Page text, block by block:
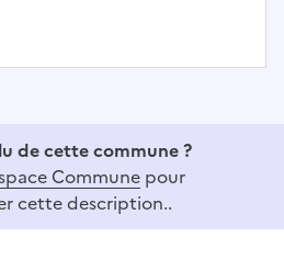
de cette commune ?
Commune pour
cette description..